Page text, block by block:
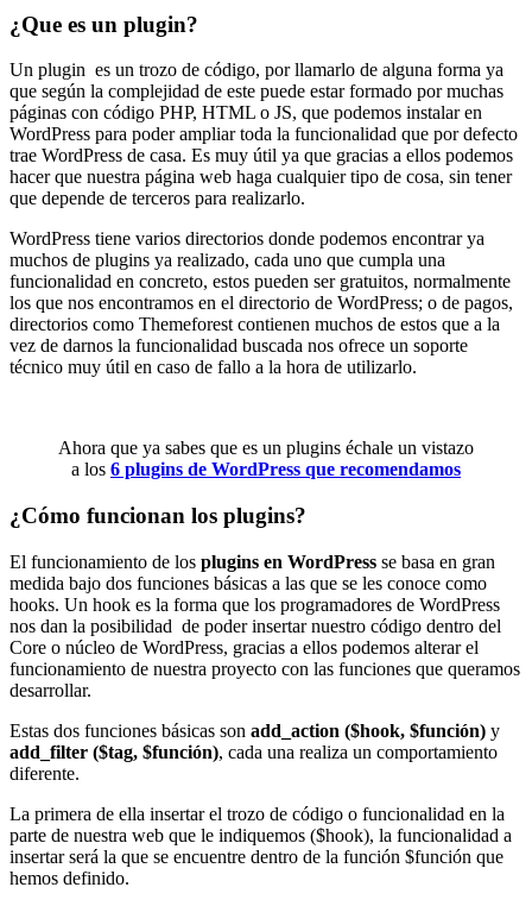
¿Que es un plugin?
Un plugin es un trozo de código, por llamarlo de alguna forma ya
que según la complejidad de este puede estar formado por muchas
páginas con código PHP, HTML o JS, que podemos instalar en
WordPress para poder ampliar toda la funcionalidad que por defecto
trae WordPress de casa. Es muy útil ya que gracias a ellos podemos
hacer que nuestra página web haga cualquier tipo de cosa, sin tener
que depende de terceros para realizarlo.
WordPress tiene varios directorios donde podemos encontrar ya
muchos de plugins ya realizado, cada uno que cumpla una
funcionalidad en concreto, estos pueden ser gratuitos, normalmente
los que nos encontramos en el directorio de WordPress; o de pagos,
directorios como Themeforest contienen muchos de estos que a la
vez de darnos la funcionalidad buscada nos ofrece un soporte
técnico muy útil en caso de fallo a la hora de utilizarlo.
Ahora que ya sabes que es un plugins échale un vistazo
a los 6 plugins de WordPress que recomendamos
¿Cómo funcionan los plugins?
El funcionamiento de los plugins en WordPress se basa en gran
medida bajo dos funciones básicas a las que se les conoce como
hooks. Un hook es la forma que los programadores de WordPress
nos dan la posibilidad de poder insertar nuestro código dentro del
Core o núcleo de WordPress, gracias a ellos podemos alterar el
funcionamiento de nuestra proyecto con las funciones que queramos
desarrollar.
Estas dos funciones básicas son add_action ($hook, $función) y
add_filter ($tag, $función), cada una realiza un comportamiento
diferente.
La primera de ella insertar el trozo de código o funcionalidad en la
parte de nuestra web que le indiquemos ($hook), la funcionalidad a
insertar será la que se encuentre dentro de la función $función que
hemos definido.